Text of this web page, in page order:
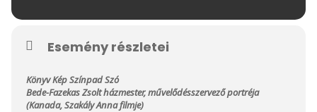
Esemény részletei
Könyv Kép Színpad Szó
Bede-Fazekas Zsolt házmester, művelődésszervező portréja
(Kanada, Szakály Anna filmje)